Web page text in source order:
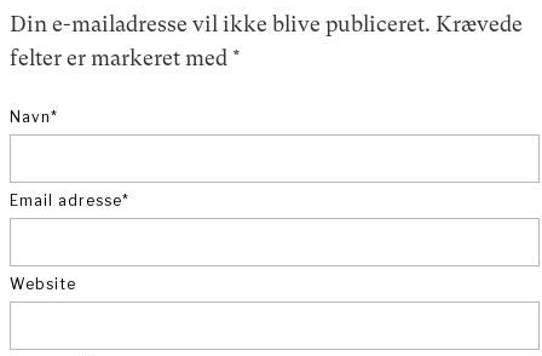
Din e-mailadresse vil ikke blive publiceret. Krævede
felter er markeret med *
Navn*
Email adresse*
Website